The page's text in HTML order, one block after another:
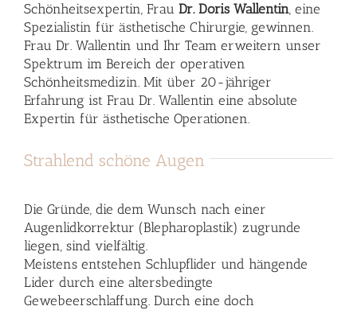
Schönheitsexpertin, Frau Dr. Doris Wallentin, eine
Spezialistin für ästhetische Chirurgie, gewinnen.
Frau Dr. Wallentin und Ihr Team erweitern unser
Spektrum im Bereich der operativen
Schönheitsmedizin. Mit über 20-jähriger
Erfahrung ist Frau Dr. Wallentin eine absolute
Expertin für ästhetische Operationen.
Strahlend schöne Augen
Die Gründe, die dem Wunsch nach einer
Augenlidkorrektur (Blepharoplastik) zugrunde
liegen, sind vielfältig.
Meistens entstehen Schlupflider und hängende
Lider durch eine altersbedingte
Gewebeerschlaffung. Durch eine doch